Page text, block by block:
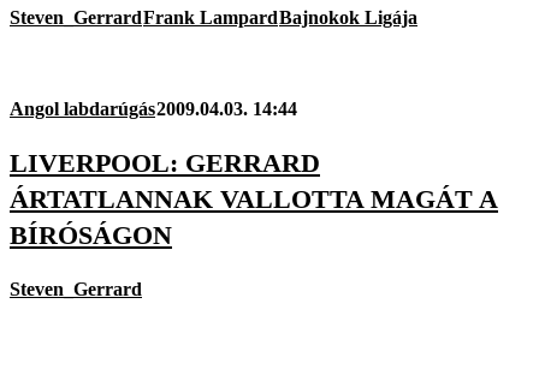
Steven_GerrardFrank LampardBajnokok Ligája
Angol labdarúgás2009.04.03. 14:44
LIVERPOOL: GERRARD
ÁRTATLANNAK VALLOTTA MAGÁT A
BÍRÓSÁGON
Steven_Gerrard